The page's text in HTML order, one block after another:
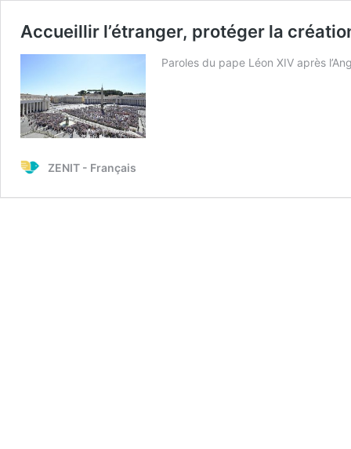
Accueillir l’étranger, protéger la
Paroles du pape Léon XIV après
ZENIT - Français